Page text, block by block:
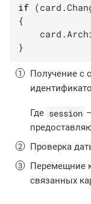
if
{
}
Получение с
Где session
Проверка
Перемещние
связанных